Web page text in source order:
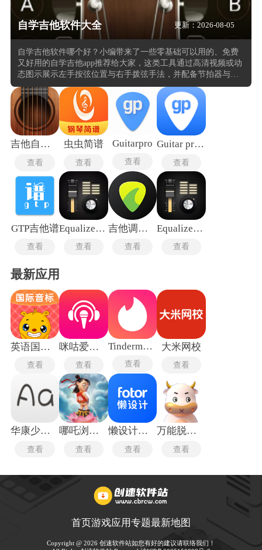
自学吉他软件大全 更新：2026-08-05
自学吉他软件哪个好？小编带来了一些零基础可以用的、免费
又好用的自学吉他app推荐给大家，这类工具通过高清视频或动
态图示展示左手按弦位置与右手拨弦手法，并配备节拍器与调
音器辅助基础练习。通过麦克风拾取用户弹奏，与标准音高或
曲谱进行比对，即时标记错音与节奏偏差，部分自学吉他的app
支持逐句慢放练习。曲库覆盖流行金曲、经典老歌与入门练习
曲，并按照难度分级。交互体验上，部分软件引入游戏化闯关
设计，将和弦切换与扫弦节奏融入关卡任务，通过得分激励持
续练习。学习路径系统整合从持琴姿势到即兴伴奏的完整课程
体系，用户可自定义每日目标与计划。
吉他自学模拟器
查看
虫虫简谱
查看
Guitarpro
查看
Guitar pro安卓版
查看
GTP吉他谱
查看
Equalizer均衡器中文版
查看
吉他调音器稳定版
查看
Equalizer专业版
查看
最新应用
英语国际音标
查看
咪咕爱唱手机版
查看
Tindermatch
查看
大米网校
查看
华康少女字体
查看
哪吒浏览器
查看
懒设计手机版
查看
万能脱壳工具最新版
查看
首页游戏应用专题最新地图
Copyright @ 2026 创速软件站如您有好的建议请联络我们！